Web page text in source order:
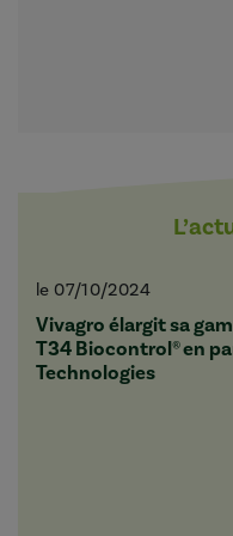
le 07/10/2024
Vivagro élargit sa
T34 Biocontrol® en
Technologies